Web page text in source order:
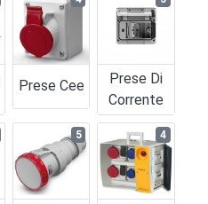
Prese Cee
Prese Di
Corrente
5 4